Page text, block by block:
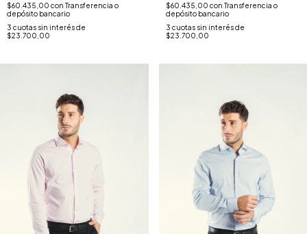
$60.435,00 con Transferencia o
depósito bancario
3 cuotas sin interés de
$23.700,00
$60.435,00 con Transferencia o
depósito bancario
3 cuotas sin interés de
$23.700,00